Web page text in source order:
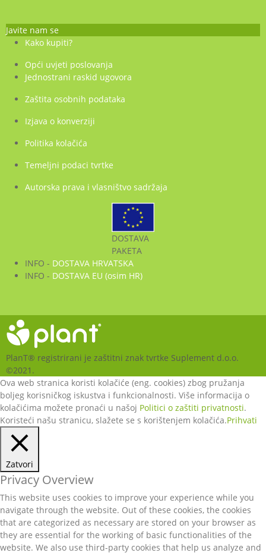
Javite nam se
Kako kupiti?
Opći uvjeti poslovanja
Jednostrani raskid ugovora
Zaštita osobnih podataka
Izjava o konverziji
Politika kolačića
Temeljni podaci tvrtke
Autorska prava i vlasništvo sadržaja
DOSTAVA
PAKETA
INFO - DOSTAVA HRVATSKA
INFO - DOSTAVA EU (osim HR)
PlanT® registrirani je zaštitni znak tvrtke Suplement d.o.o.
©2021.
Ova web stranica koristi kolačiće (eng. cookies) zbog pružanja
boljeg korisničkog iskustva i funkcionalnosti. Više informacija o
kolačićima možete pronaći u našoj Politici o zaštiti privatnosti.
Koristeći našu stranicu, slažete se s korištenjem kolačića.Prihvati
Zatvori
Privacy Overview
This website uses cookies to improve your experience while you
navigate through the website. Out of these cookies, the cookies
that are categorized as necessary are stored on your browser as
they are essential for the working of basic functionalities of the
website. We also use third-party cookies that help us analyze and